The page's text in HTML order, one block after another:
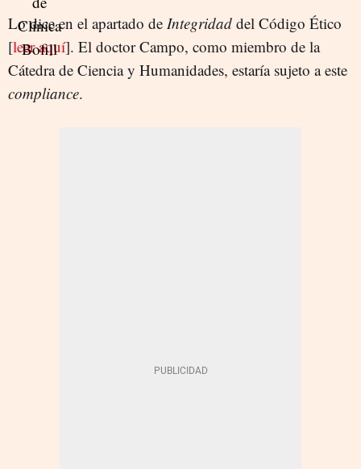
Lo dice en el apartado de Integridad del Código Ético
[leer aquí]. El doctor Campo, como miembro de la
Cátedra de Ciencia y Humanidades, estaría sujeto a este
compliance.